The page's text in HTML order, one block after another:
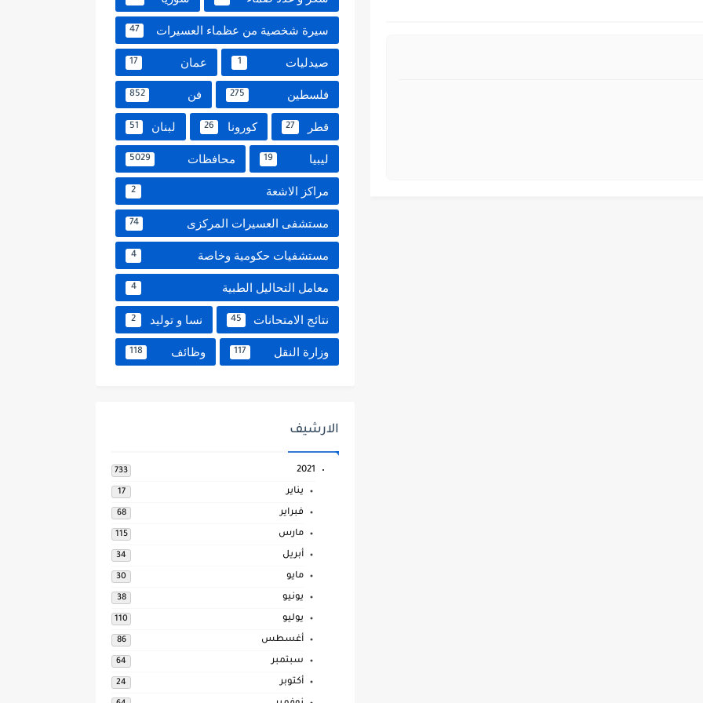
سيرة شخصية من عظماء العسيرات 47
صيدليات 1 عمان 17
فلسطين 275 فن 852
قطر 27 كورونا 26 لبنان 51
ليبيا 19 محافظات 5029
مراكز الاشعة 2
مستشفى العسيرات المركزى 74
مستشفيات حكومية وخاصة 4
معامل التحاليل الطبية 4
نتائج الامتحانات 45 نسا و توليد 2
وزارة النقل 117 وظائف 118
الارشيف
2021
733
يناير 17
فبراير 68
مارس 115
أبريل 34
مايو 30
يونيو 38
يوليو 110
أغسطس 86
سبتمبر 64
أكتوبر 24